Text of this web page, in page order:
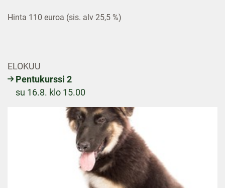
Hinta 110 euroa (sis. alv 25,5 %)
ELOKUU
Pentukurssi 2
su 16.8. klo 15.00